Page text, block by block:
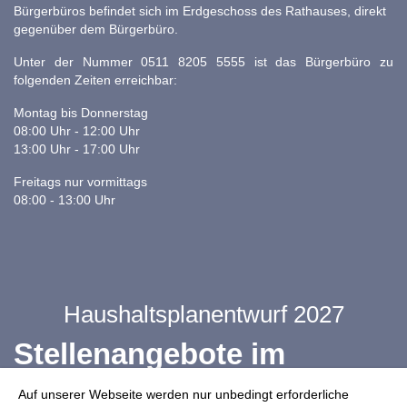
Auf unserer Webseite werden nur unbedingt erforderliche
Bürgerbüros befindet sich im Erdgeschoss des Rathauses, direkt
gegenüber dem Bürgerbüro.
Unter der Nummer 0511 8205 5555 ist das Bürgerbüro zu
folgenden Zeiten erreichbar:
Montag bis Donnerstag
08:00 Uhr - 12:00 Uhr
13:00 Uhr - 17:00 Uhr
Freitags nur vormittags
08:00 - 13:00 Uhr
Haushaltsplanentwurf 2027
Stellenangebote im
Ganztag